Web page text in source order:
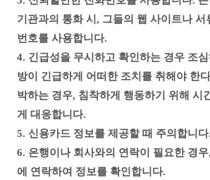
기관과의 통화 시, 그들의 웹 사이트나 서
번호를 사용합니다.
4. 긴급성을 무시하고 확인하는 경우 조
방이 긴급하게 어떠한 조치를 취해야 한
박하는 경우, 침착하게 행동하기 위해 시
게 대응합니다.
5. 신용카드 정보를 제공할 때 주의합니다.
6. 은행이나 회사와의 연락이 필요한 경
에 연락하여 정보를 확인합니다.